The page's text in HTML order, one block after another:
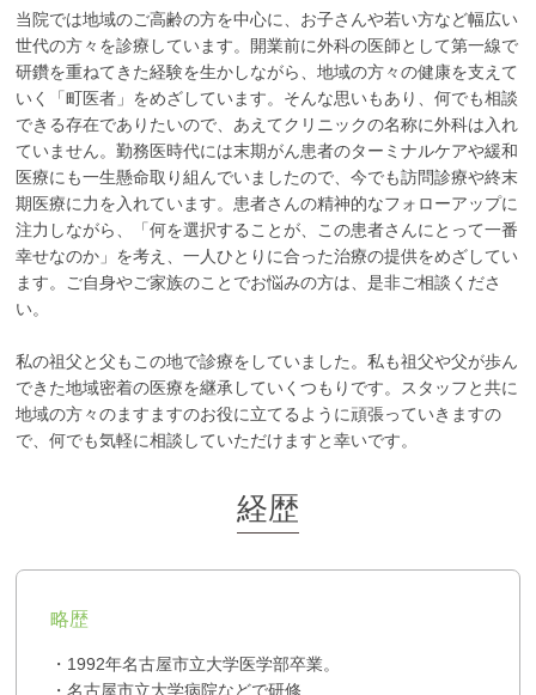
当院では地域のご高齢の方を中心に、お子さんや若い方など幅広い
世代の方々を診療しています。開業前に外科の医師として第一線で
研鑽を重ねてきた経験を生かしながら、地域の方々の健康を支えて
いく「町医者」をめざしています。そんな思いもあり、何でも相談
できる存在でありたいので、あえてクリニックの名称に外科は入れ
ていません。勤務医時代には末期がん患者のターミナルケアや緩和
医療にも一生懸命取り組んでいましたので、今でも訪問診療や終末
期医療に力を入れています。患者さんの精神的なフォローアップに
注力しながら、「何を選択することが、この患者さんにとって一番
幸せなのか」を考え、一人ひとりに合った治療の提供をめざしてい
ます。ご自身やご家族のことでお悩みの方は、是非ご相談くださ
い。
私の祖父と父もこの地で診療をしていました。私も祖父や父が歩ん
できた地域密着の医療を継承していくつもりです。スタッフと共に
地域の方々のますますのお役に立てるように頑張っていきますの
で、何でも気軽に相談していただけますと幸いです。
経歴
略歴
・1992年名古屋市立大学医学部卒業。
・名古屋市立大学病院などで研修